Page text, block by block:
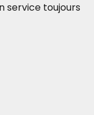
service toujours